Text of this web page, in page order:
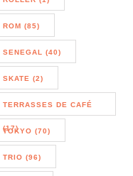
ROM (85)
SENEGAL (40)
SKATE (2)
TERRASSES DE CAFÉ
(17)
TOKYO (70)
TRIO (96)